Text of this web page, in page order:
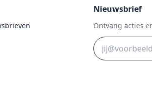
Nieuwsbrief
Ontvang acties